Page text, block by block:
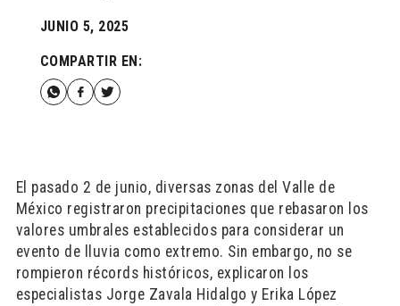
JUNIO 5, 2025
COMPARTIR EN:
El pasado 2 de junio, diversas zonas del Valle de
México registraron precipitaciones que rebasaron los
valores umbrales establecidos para considerar un
evento de lluvia como extremo. Sin embargo, no se
rompieron récords históricos, explicaron los
especialistas Jorge Zavala Hidalgo y Erika López